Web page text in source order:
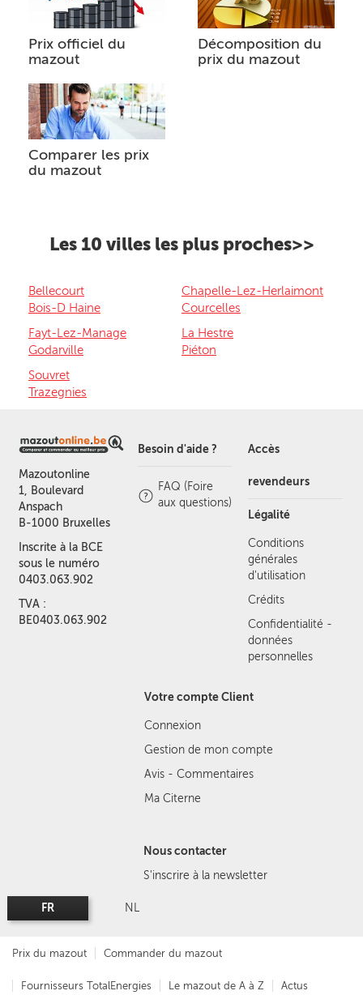
Prix officiel du
mazout
Décomposition du
prix du mazout
Comparer les prix
du mazout
Les 10 villes les plus proches>>
Bellecourt
Bois-D Haine
Chapelle-Lez-Herlaimont
Courcelles
Fayt-Lez-Manage
Godarville
La Hestre
Piéton
Souvret
Trazegnies
Mazoutonline
1, Boulevard
Anspach
B-1000 Bruxelles
Inscrite à la BCE
sous le numéro
0403.063.902
TVA :
BE0403.063.902
Besoin d'aide ?
FAQ (Foire
aux questions)
Accès
revendeurs
Légalité
Conditions
générales
d'utilisation
Crédits
Confidentialité -
données
personnelles
Votre compte Client
Connexion
Gestion de mon compte
Avis - Commentaires
Ma Citerne
Nous contacter
S'inscrire à la newsletter
FR NL
Prix du mazout Commander du mazout
Fournisseurs TotalEnergies Le mazout de A à Z Actus